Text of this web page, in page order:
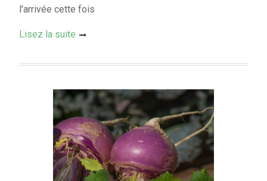
l’arrivée cette fois
Lisez la suite